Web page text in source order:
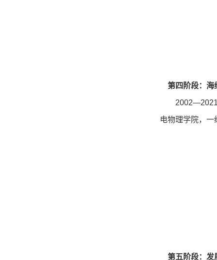
第四阶段：海
2002—2021
电物理学院，
第五阶段：发